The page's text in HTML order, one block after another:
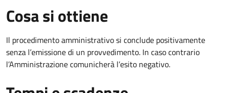
Cosa si ottiene
Il procedimento amministrativo si conclude positivamente
senza l’emissione di un provvedimento. In caso contrario
l’Amministrazione comunicherà l’esito negativo.